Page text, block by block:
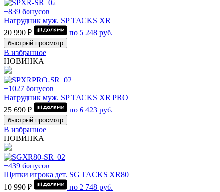
+839 бонусов
Нагрудник муж. SP TACKS XR
20 990 ₽
по 5 248 руб.
быстрый просмотр
В избранное
НОВИНКА
+1027 бонусов
Нагрудник муж. SP TACKS XR PRO
25 690 ₽
по 6 423 руб.
быстрый просмотр
В избранное
НОВИНКА
+439 бонусов
Щитки игрока дет. SG TACKS XR80
10 990 ₽
по 2 748 руб.